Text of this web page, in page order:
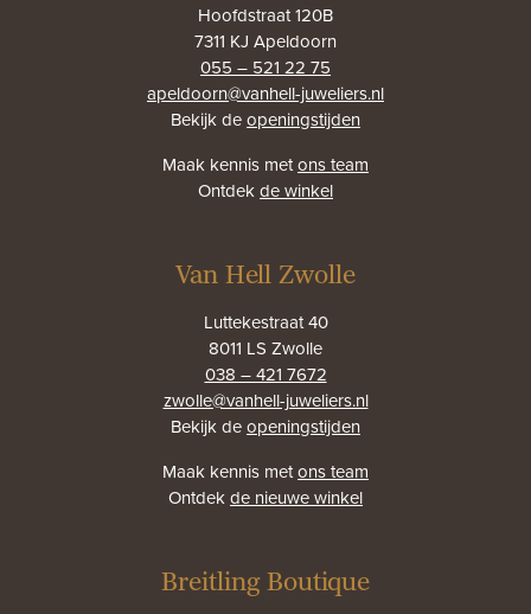
Hoofdstraat 120B
7311 KJ Apeldoorn
055 – 521 22 75
apeldoorn@vanhell-juweliers.nl
Bekijk deopeningstijden
Maak kennis metons team
Ontdekde winkel
Van Hell Zwolle
Luttekestraat 40
8011 LS Zwolle
038 – 421 7672
zwolle@vanhell-juweliers.nl
Bekijk deopeningstijden
Maak kennis metons team
Ontdekde nieuwe winkel
Breitling Boutique